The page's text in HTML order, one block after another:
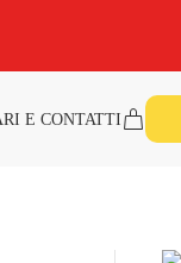
E CONTATTI